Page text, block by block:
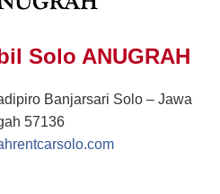
Solo ANUGRAH
Banjarsari Solo – Jawa
57136